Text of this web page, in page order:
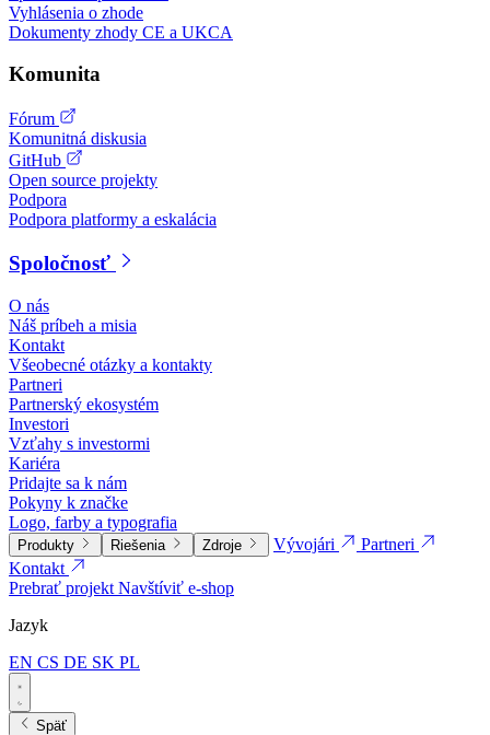
Vyhlásenia o zhode
Dokumenty zhody CE a UKCA
Komunita
Fórum
Komunitná diskusia
GitHub
Open source projekty
Podpora
Podpora platformy a eskalácia
Spoločnosť
O nás
Náš príbeh a misia
Kontakt
Všeobecné otázky a kontakty
Partneri
Partnerský ekosystém
Investori
Vzťahy s investormi
Kariéra
Pridajte sa k nám
Pokyny k značke
Logo, farby a typografia
Produkty Riešenia Zdroje Vývojári
Partneri
Kontakt
Prebrať projektNavštíviť e-shop
Jazyk
EN CS DE SK PL
Späť